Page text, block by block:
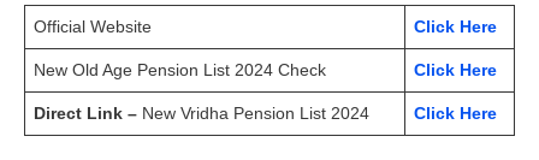
Official Website Click Here
New Old Age Pension List 2024 Check Click Here
Direct Link – New Vridha Pension List 2024 Click Here